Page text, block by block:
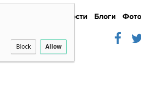
Block Allow
Новости Блоги